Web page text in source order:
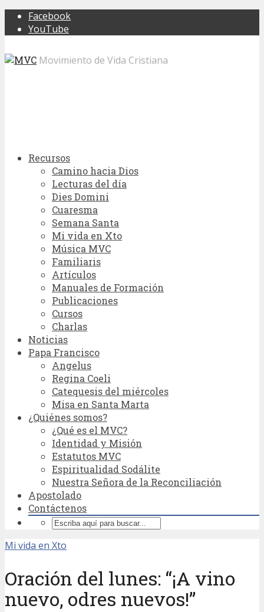
Facebook
YouTube
Movimiento de Vida Cristiana
Recursos
Camino hacia Dios
Lecturas del día
Dies Domini
Cuaresma
Semana Santa
Mi vida en Xto
Música MVC
Familiaris
Artículos
Manuales de Formación
Publicaciones
Cursos
Charlas
Noticias
Papa Francisco
Angelus
Regina Coeli
Catequesis del miércoles
Misa en Santa Marta
¿Quiénes somos?
¿Qué es el MVC?
Identidad y Misión
Estatutos MVC
Espiritualidad Sodálite
Nuestra Señora de la Reconciliación
Apostolado
Contáctenos
Mi vida en Xto
Oración del lunes: “¡A vino
nuevo, odres nuevos!”